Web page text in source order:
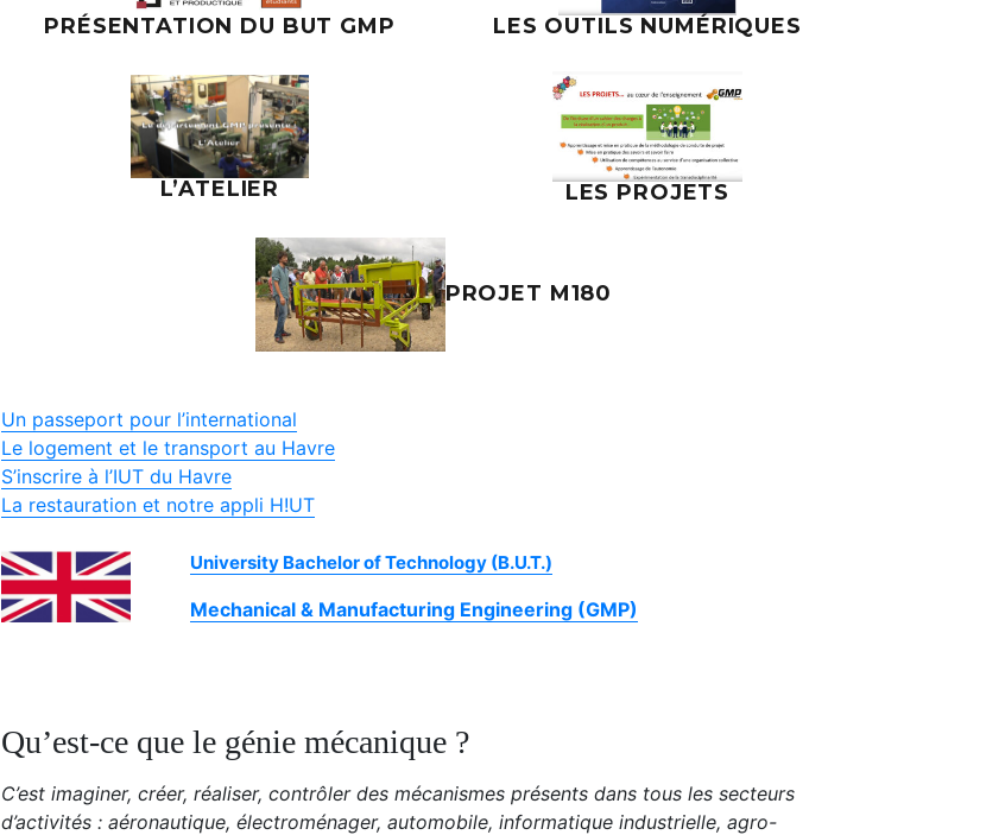
PRÉSENTATION DU BUT GMP LES OUTILS NUMÉRIQUES
L’ATELIER LES PROJETS
PROJET M180
Un passeport pour l’international
Le logement et le transport au Havre
S’inscrire à l’IUT du Havre
La restauration et notre appli H!UT
University Bachelor of Technology (B.U.T.)
Mechanical & Manufacturing Engineering (GMP)
Qu’est-ce que le génie mécanique ?
C’est imaginer, créer, réaliser, contrôler des mécanismes présents dans tous les secteurs
d’activités : aéronautique, électroménager, automobile, informatique industrielle, agro-